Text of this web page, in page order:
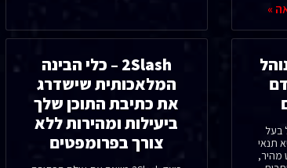
»
בעל
תנאי
מהיר,
2Slash – כלי הבינה
המלאכותית שישדרג
את כתיבת התוכן שלך
ביעילות ומהירות ללא
צורך בפרומפטים